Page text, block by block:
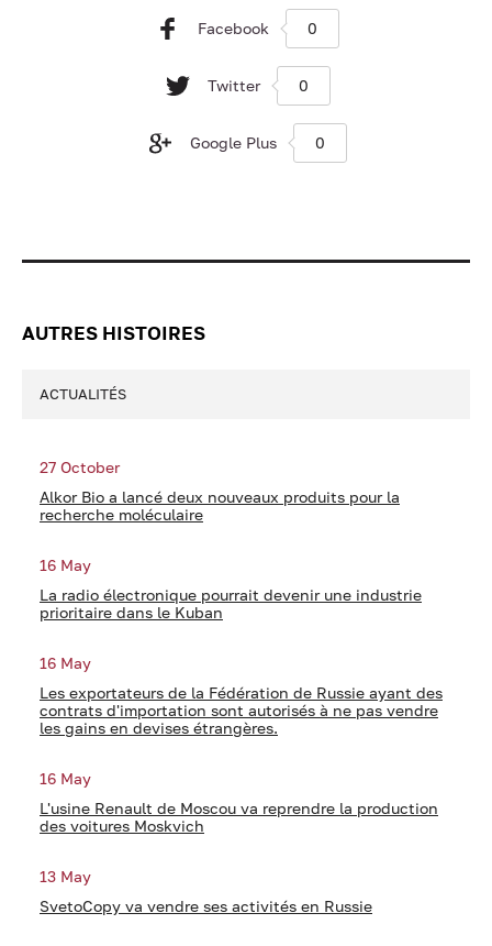
Facebook 0
Twitter 0
Google Plus 0
AUTRES HISTOIRES
ACTUALITÉS
27 October
Alkor Bio a lancé deux nouveaux produits pour la
recherche moléculaire
16 May
La radio électronique pourrait devenir une industrie
prioritaire dans le Kuban
16 May
Les exportateurs de la Fédération de Russie ayant des
contrats d'importation sont autorisés à ne pas vendre
les gains en devises étrangères.
16 May
L'usine Renault de Moscou va reprendre la production
des voitures Moskvich
13 May
SvetoCopy va vendre ses activités en Russie